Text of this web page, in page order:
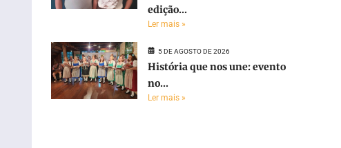
edição...
Ler mais »
5 DE AGOSTO DE 2026
História que nos une: evento
no...
Ler mais »